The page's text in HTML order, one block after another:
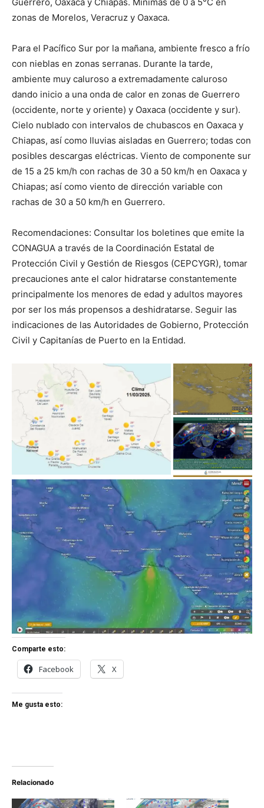
zonas de Morelos, Veracruz y Oaxaca.
Para el Pacífico Sur por la mañana, ambiente fresco a frío
con nieblas en zonas serranas. Durante la tarde,
ambiente muy caluroso a extremadamente caluroso
dando inicio a una onda de calor en zonas de Guerrero
(occidente, norte y oriente) y Oaxaca (occidente y sur).
Cielo nublado con intervalos de chubascos en Oaxaca y
Chiapas, así como lluvias aisladas en Guerrero; todas con
posibles descargas eléctricas. Viento de componente sur
de 15 a 25 km/h con rachas de 30 a 50 km/h en Oaxaca y
Chiapas; así como viento de dirección variable con
rachas de 30 a 50 km/h en Guerrero.
Recomendaciones: Consultar los boletines que emite la
CONAGUA a través de la Coordinación Estatal de
Protección Civil y Gestión de Riesgos (CEPCYGR), tomar
precauciones ante el calor hidratarse constantemente
principalmente los menores de edad y adultos mayores
por ser los más propensos a deshidratarse. Seguir las
indicaciones de las Autoridades de Gobierno, Protección
Civil y Capitanías de Puerto en la Entidad.
Comparte esto:
Facebook X
Me gusta esto:
Relacionado